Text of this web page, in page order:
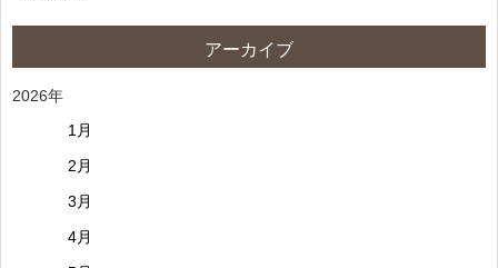
アーカイブ
2026年
1月
2月
3月
4月